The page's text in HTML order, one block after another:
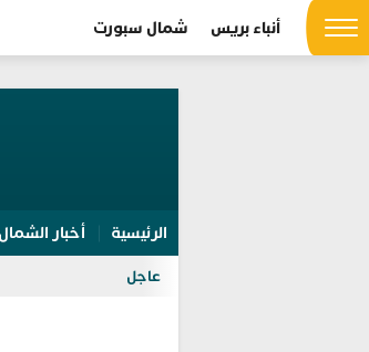
أنباء بريس شمال سبورت
الرئيسية أخبار الشمال
عاجل